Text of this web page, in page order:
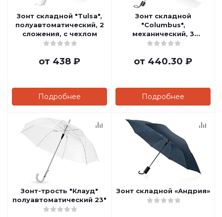
Зонт складной "Tulsa",
полуавтоматический, 2
сложения, с чехлом
от 438 ₽
Подробнее
Зонт складной
"Columbus",
механический, 3
сложения, с чехлом
от 440.30 ₽
Подробнее
Зонт-трость "Клауд"
полуавтоматический 23"
Зонт складной «Андрия»